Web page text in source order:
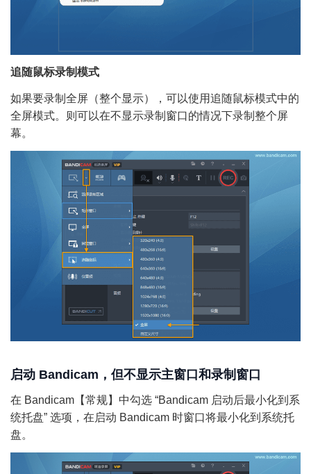
追随鼠标录制模式
如果要录制全屏（整个显示），可以使用追随鼠标模式中的
全屏模式。则可以在不显示录制窗口的情况下录制整个屏
幕。
启动 Bandicam，但不显示主窗口和录制窗口
在 Bandicam【常规】中勾选 “Bandicam 启动后最小化到系
统托盘” 选项，在启动 Bandicam 时窗口将最小化到系统托
盘。